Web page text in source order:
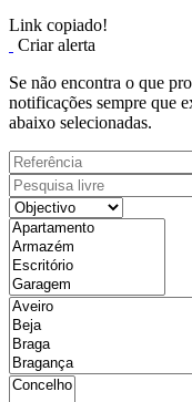
Link copiado!
Criar alerta
Se não encontra o que
notificações sempre que
abaixo selecionadas.